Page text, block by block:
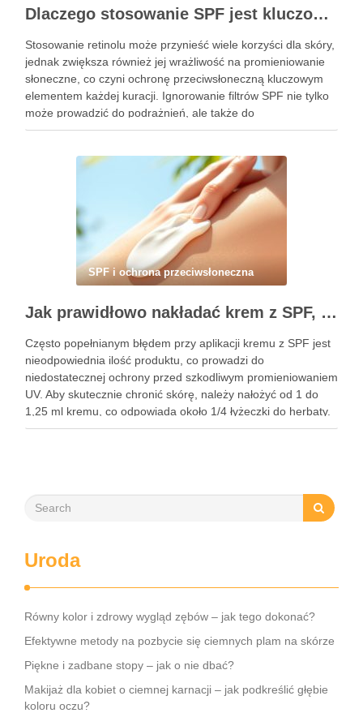
Dlaczego stosowanie SPF jest kluczowe podczas kuracji retinolem i jak to robić prawidłowo
Stosowanie retinolu może przynieść wiele korzyści dla skóry,
jednak zwiększa również jej wrażliwość na promieniowanie
słoneczne, co czyni ochronę przeciwsłoneczną kluczowym
elementem każdej kuracji. Ignorowanie filtrów SPF nie tylko
może prowadzić do podrażnień, ale także do
nieestetycznych przebarwień. Dlatego codzienne stosowanie
SPF i ochrona przeciwsłoneczna
Jak prawidłowo nakładać krem z SPF, by uniknąć podrażnień i zapewnić skuteczną ochronę skóry
Często popełnianym błędem przy aplikacji kremu z SPF jest
nieodpowiednia ilość produktu, co prowadzi do
niedostatecznej ochrony przed szkodliwym promieniowaniem
UV. Aby skutecznie chronić skórę, należy nałożyć od 1 do
1,25 ml kremu, co odpowiada około 1/4 łyżeczki do herbaty.
Kluczowe jest także, aby stosować go jako ostatni krok w …
Uroda
Równy kolor i zdrowy wygląd zębów – jak tego dokonać?
Efektywne metody na pozbycie się ciemnych plam na skórze
Piękne i zadbane stopy – jak o nie dbać?
Makijaż dla kobiet o ciemnej karnacji – jak podkreślić głębie
koloru oczu?